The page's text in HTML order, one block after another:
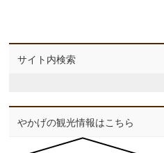
サイト内検索
やかげの観光情報はこちら